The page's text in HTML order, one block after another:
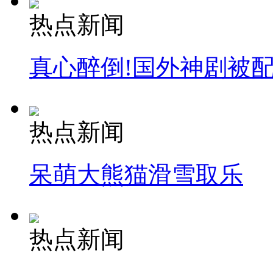
热点新闻
真心醉倒!国外神剧被
热点新闻
呆萌大熊猫滑雪取乐
热点新闻